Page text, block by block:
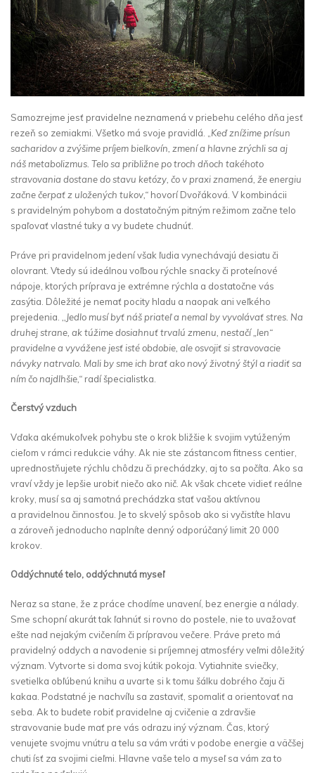
Samozrejme jesť pravidelne neznamená v priebehu celého dňa jesť
rezeň so zemiakmi. Všetko má svoje pravidlá. „Keď znížime prísun
sacharidov a zvýšime príjem bielkovín, zmení a hlavne zrýchli sa aj
náš metabolizmus. Telo sa približne po troch dňoch takéhoto
stravovania dostane do stavu ketózy, čo v praxi znamená, že energiu
začne čerpať z uložených tukov,“ hovorí Dvořáková. V kombinácii
s pravidelným pohybom a dostatočným pitným režimom začne telo
spaľovať vlastné tuky a vy budete chudnúť.
Práve pri pravidelnom jedení však ľudia vynechávajú desiatu či
olovrant. Vtedy sú ideálnou voľbou rýchle snacky či proteínové
nápoje, ktorých príprava je extrémne rýchla a dostatočne vás
zasýtia. Dôležité je nemať pocity hladu a naopak ani veľkého
prejedenia.
,,Jedlo musí byť náš priateľ a nemal by vyvolávať stres. Na
druhej strane, ak túžime dosiahnuť trvalú zmenu, nestačí „len“
pravidelne a vyvážene jesť isté obdobie, ale osvojiť si stravovacie
návyky natrvalo. Mali by sme ich brať ako nový životný štýl a riadiť sa
ním čo najdlhšie,“radí špecialistka.
Čerstvý vzduch
Vďaka akémukoľvek pohybu ste o krok bližšie k svojim vytúženým
cieľom v rámci redukcie váhy. Ak nie ste zástancom fitness centier,
uprednostňujete rýchlu chôdzu či prechádzky, aj to sa počíta. Ako sa
vraví vždy je lepšie urobiť niečo ako nič. Ak však chcete vidieť reálne
kroky, musí sa aj samotná prechádzka stať vašou aktívnou
a pravidelnou činnosťou. Je to skvelý spôsob ako si vyčistíte hlavu
a zároveň jednoducho naplníte denný odporúčaný limit 20 000
krokov.
Oddýchnuté telo, oddýchnutá myseľ
Neraz sa stane, že z práce chodíme unavení, bez energie a nálady.
Sme schopní akurát tak ľahnúť si rovno do postele, nie to uvažovať
ešte nad nejakým cvičením či prípravou večere. Práve preto má
pravidelný oddych a navodenie si príjemnej atmosféry veľmi dôležitý
význam. Vytvorte si doma svoj kútik pokoja. Vytiahnite sviečky,
svetielka obľúbenú knihu a uvarte si k tomu šálku dobrého čaju či
kakaa. Podstatné je nachvíľu sa zastaviť, spomaliť a orientovať na
seba. Ak to budete robiť pravidelne aj cvičenie a zdravšie
stravovanie bude mať pre vás odrazu iný význam. Čas, ktorý
venujete svojmu vnútru a telu sa vám vráti v podobe energie a väčšej
chuti ísť za svojimi cieľmi. Hlavne vaše telo a myseľ sa vám za to